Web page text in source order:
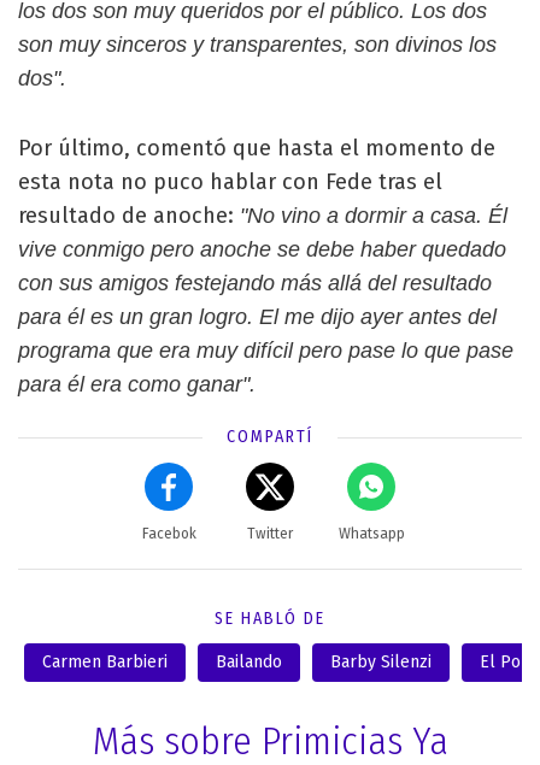
los dos son muy queridos por el público. Los dos
son muy sinceros y transparentes, son divinos los
dos".
Por último, comentó que hasta el momento de
esta nota no puco hablar con Fede tras el
resultado de anoche: "No vino a dormir a casa. Él
vive conmigo pero anoche se debe haber quedado
con sus amigos festejando más allá del resultado
para él es un gran logro. El me dijo ayer antes del
programa que era muy difícil pero pase lo que pase
para él era como ganar".
COMPARTÍ
Facebok Twitter Whatsapp
SE HABLÓ DE
Carmen Barbieri Bailando Barby Silenzi El
Más sobre Primicias Ya